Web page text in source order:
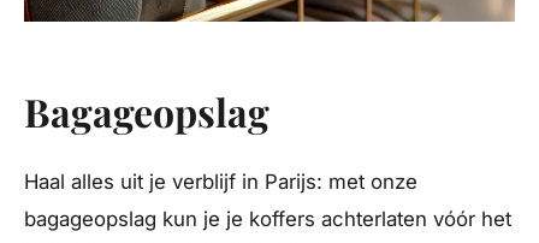
Bagageopslag
Haal alles uit je verblijf in Parijs: met onze
bagageopslag kun je je koffers achterlaten vóór het